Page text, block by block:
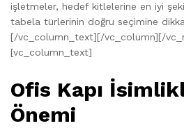
işletmeler, hedef kitlelerine en iyi
tabela türlerinin doğru seçimine
[/vc_column_text][/vc_column][/
[vc_column_text]
Ofis Kapı
Önemi